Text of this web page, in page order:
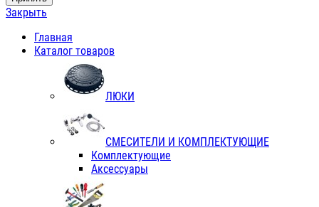
Закрыть
Главная
Каталог товаров
ЛЮКИ
СМЕСИТЕЛИ И КОМПЛЕКТУЮЩИЕ
Комплектующие
Аксессуары